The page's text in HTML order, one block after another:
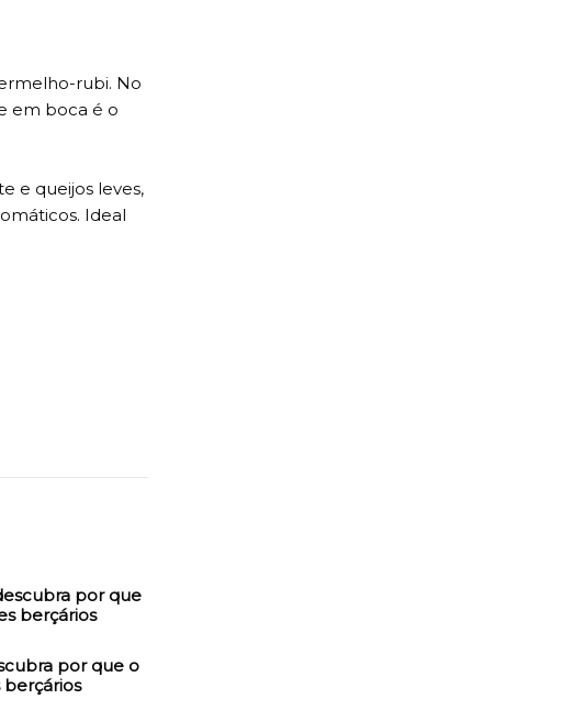
rubi. No
em boca é o
e queijos leves,
Ideal
por que o